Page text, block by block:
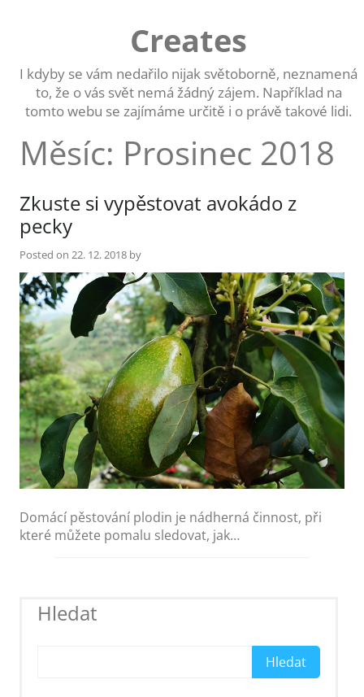
Creates
I kdyby se vám nedařilo nijak světoborně, neznamená
to, že o vás svět nemá žádný zájem. Například na
tomto webu se zajímáme určitě i o právě takové lidi.
Měsíc: Prosinec 2018
Zkuste si vypěstovat avokádo z
pecky
Posted on 22. 12. 2018 by
Domácí pěstování plodin je nádherná činnost, při
které můžete pomalu sledovat, jak…
Hledat
Hledat